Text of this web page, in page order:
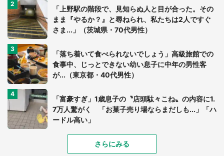
「上野駅の階段で、見知らぬ人と目が合った。その
まま『やるか？』と尋ねられ、私たちは2人ですぐ
さま...」（茨城県・70代男性）
「落ち着いて食べられないでしょう」高級旅館での
食事中、じっとできない幼い息子に中年の男性客
が...（東京都・40代男性）
「富豪すぎ」1歳息子の〝店頭駄々こね〟の内容に1.
7万人驚がく 「お菓子売り場ならまだしも...」「ハ
ードル高い」
あまりにも四角すぎる猫、激写される 「これもう
さらにみる